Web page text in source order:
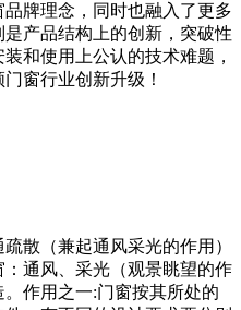
品牌理念，同时也融入了更多
产品结构上的创新，突破性
和使用上公认的技术难题，
窗行业创新升级！
散（兼起通风采光的作用）
通风、采光（观景眺望的作
作用之一:门窗按其所处的